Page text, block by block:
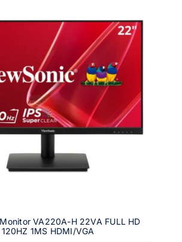
VA220A-H 22VA FULL HD
120HZ 1MS HDMI/VGA